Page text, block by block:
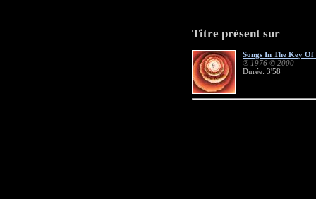
Titre présent sur
Songs In The Key
® 1976 © 2000
Durée: 3'58